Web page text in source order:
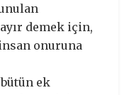
demek için,
onuruna
ek